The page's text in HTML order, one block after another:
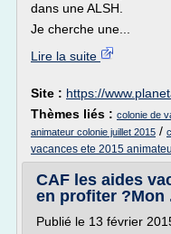
dans une ALSH.
Je cherche une...
Lire la suite
Site : https://
Thèmes liés : colonie de
animateur colonie juillet 2015 /
vacances ete 2015
CAF les aides
en profiter ?Mon
Publié le 13 février